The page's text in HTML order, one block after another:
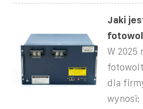
Jaki
W 2025
dla
wynosi: